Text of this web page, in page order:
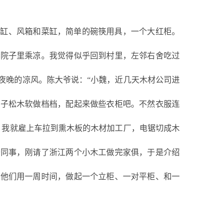
、风箱和菜缸，简单的碗筷用具，一个大红柜。
子里乘凉。我觉得似乎回到村里，左邻右舍吃过
晚的凉风。 ‌陈大爷说：“小魏，近几天木材公司进
松木软做档档，配起来做些衣柜吧。不然衣服连
就雇上车拉到熏木板的木材加工厂，电锯切成木
事，刚请了浙江两个小木工做完家俱，于是介绍
们用一周时间，做起一个立柜、一对平柜、和一